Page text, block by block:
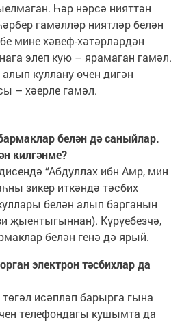
Һәр нәрсә нияттән
гамәлләр ниятләр белән
мине хәвеф-хәтәрләрдән
элеп кую – ярамаган гамәл.
куллану өчен дигән
– хәерле гамәл.
белән дә саныйлар.
килгәнме?
“Абдуллах ибн Амр, мин
зикер иткәндә тәсбих
белән алып барганын
җыентыгыннан). Күрүебезчә,
белән генә дә ярый.
электрон тәсбихлар да
исәпләп барырга гына
телефондагы кушымта да